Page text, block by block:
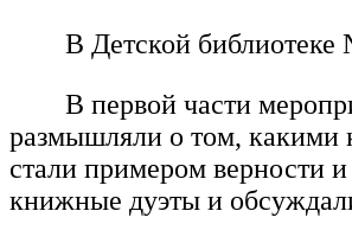
В Детской библиотеке
В первой части
размышляли о том, какими
стали примером верности
книжные дуэты и